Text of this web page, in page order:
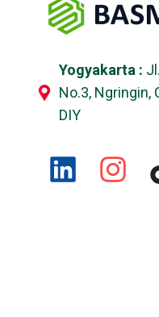
Yogyakarta :
No.3, Ngringin,
DIY